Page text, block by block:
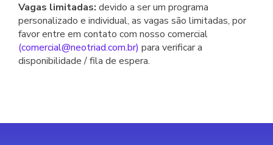
Vagas limitadas: devido a ser um programa
personalizado e individual, as vagas são limitadas, por
favor entre em contato com nosso comercial
(comercial@neotriad.com.br) para verificar a
disponibilidade / fila de espera.